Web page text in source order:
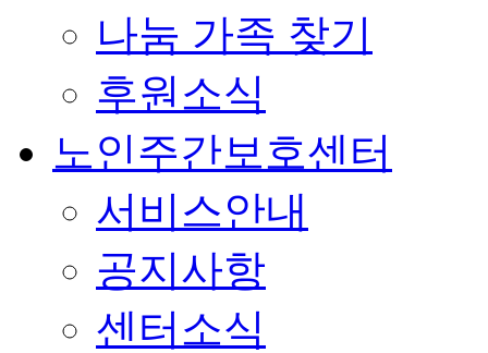
나눔 가족 찾기
후원소식
노인주간보호센터
서비스안내
공지사항
센터소식